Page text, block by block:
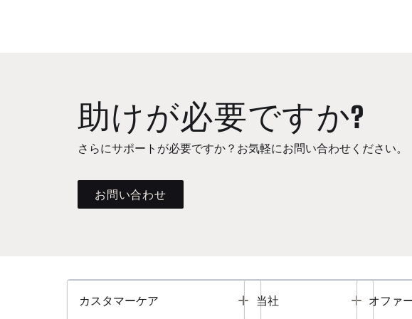
助けが必要ですか?
さらにサポートが必要ですか？お気軽にお問い合わせください。
お問い合わせ
カスタマーケア Toggle
当社 Toggle
オファ